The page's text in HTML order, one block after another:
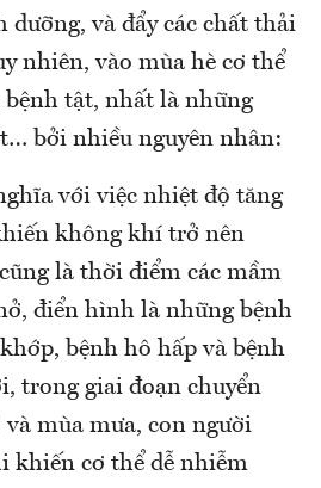
dưỡng, và đẩy các chất thải
nhiên, vào mùa hè cơ thể
tật, nhất là những
bởi nhiều nguyên nhân:
với việc nhiệt độ tăng
không khí trở nên
là thời điểm các mầm
điển hình là những bệnh
bệnh hô hấp và bệnh
trong giai đoạn chuyển
mùa mưa, con người
khiến cơ thể dễ nhiễm